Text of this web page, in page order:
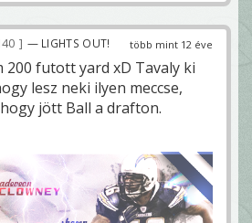
több mint 12 éve
— LIGHTS OUT!
200 futott yard xD Tavaly ki
lesz neki ilyen meccse,
jött Ball a drafton.